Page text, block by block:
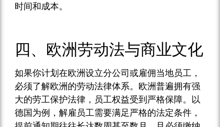
时间和成本。
四、欧洲劳动法与商业文化
如果你计划在欧洲设立分公司或雇佣当地员工，
必须了解欧洲的劳动法律体系。欧洲普遍拥有强
大的劳工保护法律，员工权益受到严格保障。以
德国为例，解雇员工需要满足严格的法定条件，